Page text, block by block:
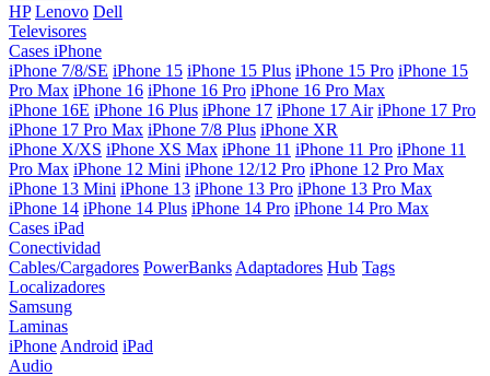
HP Lenovo Dell
Televisores
Cases iPhone
iPhone 7/8/SE iPhone 15 iPhone 15 Plus iPhone 15 Pro iPhone 15
Pro Max iPhone 16 iPhone 16 Pro iPhone 16 Pro Max
iPhone 16E iPhone 16 Plus iPhone 17 iPhone 17 Air iPhone 17 Pro
iPhone 17 Pro Max iPhone 7/8 Plus iPhone XR
iPhone X/XS iPhone XS Max iPhone 11 iPhone 11 Pro iPhone 11
Pro Max iPhone 12 Mini iPhone 12/12 Pro iPhone 12 Pro Max
iPhone 13 Mini iPhone 13 iPhone 13 Pro iPhone 13 Pro Max
iPhone 14 iPhone 14 Plus iPhone 14 Pro iPhone 14 Pro Max
Cases iPad
Conectividad
Cables/Cargadores PowerBanks Adaptadores Hub Tags
Localizadores
Samsung
Laminas
iPhone Android iPad
Audio